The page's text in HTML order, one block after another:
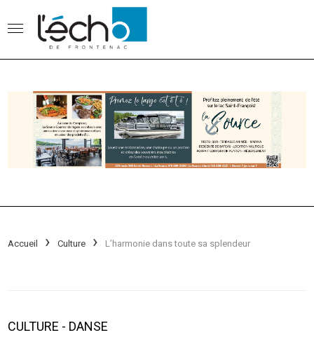
Accueil Culture L’harmonie dans toute sa splendeur
CULTURE - DANSE